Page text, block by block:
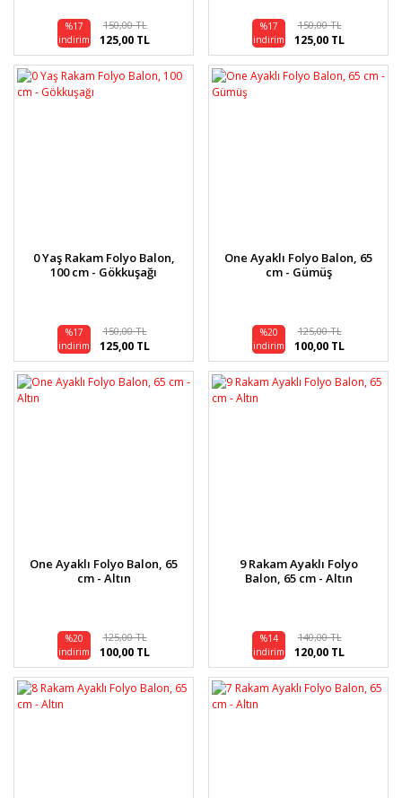
%17
indirim
150,00 TL
125,00 TL
%17
indirim
150,00 TL
125,00 TL
0 Yaş Rakam Folyo Balon,
100 cm - Gökkuşağı
%17
indirim
150,00 TL
125,00 TL
One Ayaklı Folyo Balon, 65
cm - Gümüş
%20
indirim
125,00 TL
100,00 TL
One Ayaklı Folyo Balon, 65
cm - Altın
%20
indirim
125,00 TL
100,00 TL
9 Rakam Ayaklı Folyo
Balon, 65 cm - Altın
%14
indirim
140,00 TL
120,00 TL